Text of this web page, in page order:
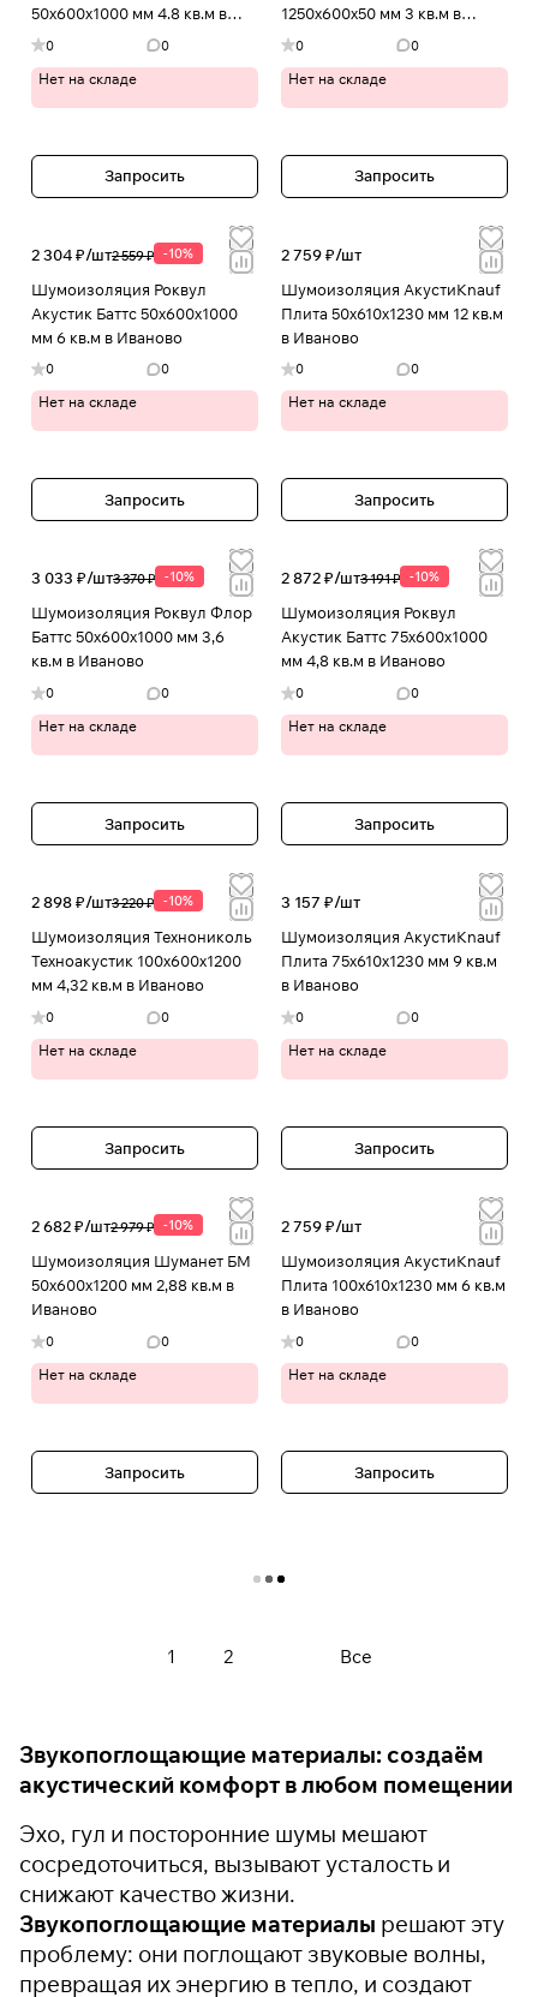
50х600х1000 мм 4.8 кв.м в
Иваново
0 0
Нет на складе
Запросить
1250x600x50 мм 3 кв.м в
упаковке 201288 в Иваново
0 0
Нет на складе
Запросить
2 304 ₽/шт2 559 ₽ -10%
Шумоизоляция Роквул
Акустик Баттс 50х600х1000
мм 6 кв.м в Иваново
0 0
Нет на складе
Запросить
2 759 ₽/шт
Шумоизоляция АкустиKnauf
Плита 50х610х1230 мм 12 кв.м
в Иваново
0 0
Нет на складе
Запросить
3 033 ₽/шт3 370 ₽ -10%
Шумоизоляция Роквул Флор
Баттс 50х600х1000 мм 3,6
кв.м в Иваново
0 0
Нет на складе
Запросить
2 872 ₽/шт3 191 ₽ -10%
Шумоизоляция Роквул
Акустик Баттс 75х600х1000
мм 4,8 кв.м в Иваново
0 0
Нет на складе
Запросить
2 898 ₽/шт3 220 ₽ -10%
Шумоизоляция Технониколь
Техноакустик 100х600х1200
мм 4,32 кв.м в Иваново
0 0
Нет на складе
Запросить
3 157 ₽/шт
Шумоизоляция АкустиKnauf
Плита 75х610х1230 мм 9 кв.м
в Иваново
0 0
Нет на складе
Запросить
2 682 ₽/шт2 979 ₽ -10%
Шумоизоляция Шуманет БМ
50х600х1200 мм 2,88 кв.м в
Иваново
0 0
Нет на складе
Запросить
2 759 ₽/шт
Шумоизоляция АкустиKnauf
Плита 100х610х1230 мм 6 кв.м
в Иваново
0 0
Нет на складе
Запросить
Загрузить еще
1 2 Все
Звукопоглощающие материалы: создаём
акустический комфорт в любом помещении
Эхо, гул и посторонние шумы мешают
сосредоточиться, вызывают усталость и
снижают качество жизни.
Звукопоглощающие материалы решают эту
проблему: они поглощают звуковые волны,
превращая их энергию в тепло, и создают